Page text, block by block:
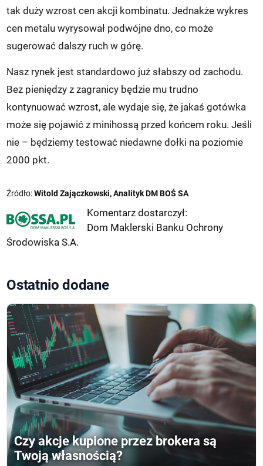
tak duży wzrost cen akcji kombinatu. Jednakże wykres
cen metalu wyrysował podwójne dno, co może
sugerować dalszy ruch w górę.
Nasz rynek jest standardowo już słabszy od zachodu.
Bez pieniędzy z zagranicy będzie mu trudno
kontynuować wzrost, ale wydaje się, że jakaś gotówka
może się pojawić z minihossą przed końcem roku. Jeśli
nie – będziemy testować niedawne dołki na poziomie
2000 pkt.
Źródło:Witold Zajączkowski, Analityk DM BOŚ SA
Komentarz dostarczył:
Dom Maklerski Banku Ochrony
Środowiska S.A.
Ostatnio dodane
Czy akcje kupione przez brokera są
Twoją własnością?